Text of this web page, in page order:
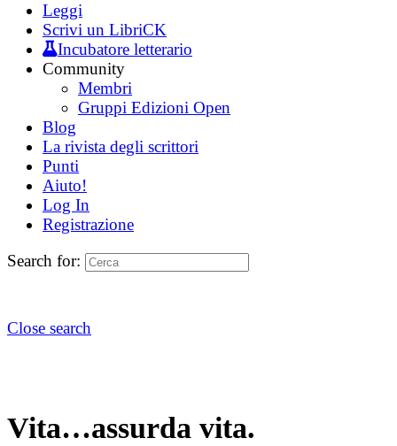
Leggi
Scrivi un LibriCK
Incubatore letterario
Community
Membri
Gruppi Edizioni Open
Blog
La rivista degli scrittori
Punti
Aiuto!
Log In
Registrazione
Search for:
Close search
Vita…assurda vita.